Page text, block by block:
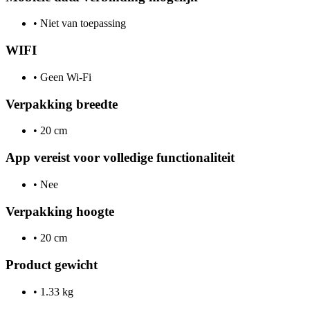
• Niet van toepassing
WIFI
• Geen Wi-Fi
Verpakking breedte
• 20 cm
App vereist voor volledige functionaliteit
• Nee
Verpakking hoogte
• 20 cm
Product gewicht
• 1.33 kg